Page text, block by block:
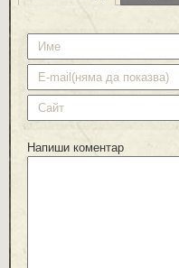
Напиши коментар